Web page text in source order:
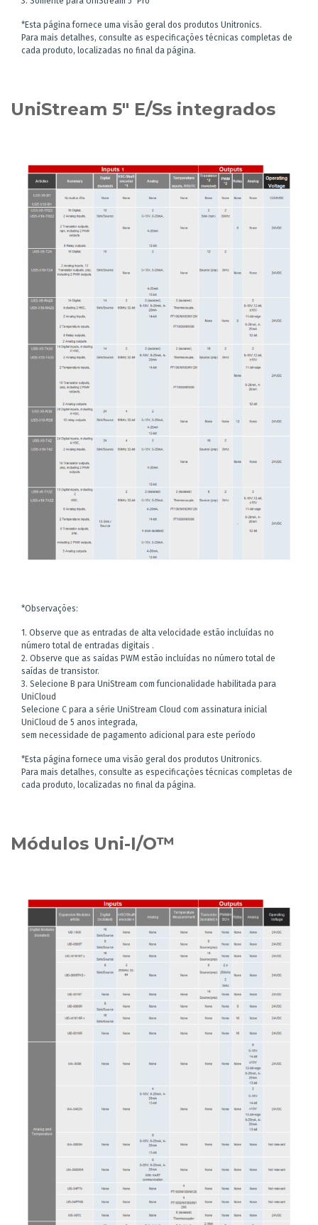
*Esta página fornece uma visão geral dos produtos Unitronics.
Para mais detalhes, consulte as especificações técnicas completas de
cada produto, localizadas no final da página.
UniStream 5" E/Ss integrados
*Observações:
1. Observe que as entradas de alta velocidade estão incluídas no
número total de entradas digitais .
2. Observe que as saídas PWM estão incluídas no número total de
saídas de transistor.
3. Selecione B para UniStream com funcionalidade habilitada para
UniCloud
Selecione C para a série UniStream Cloud com assinatura inicial
UniCloud de 5 anos integrada,
sem necessidade de pagamento adicional para este período
*Esta página fornece uma visão geral dos produtos Unitronics.
Para mais detalhes, consulte as especificações técnicas completas de
cada produto, localizadas no final da página.
Módulos Uni-I/O™